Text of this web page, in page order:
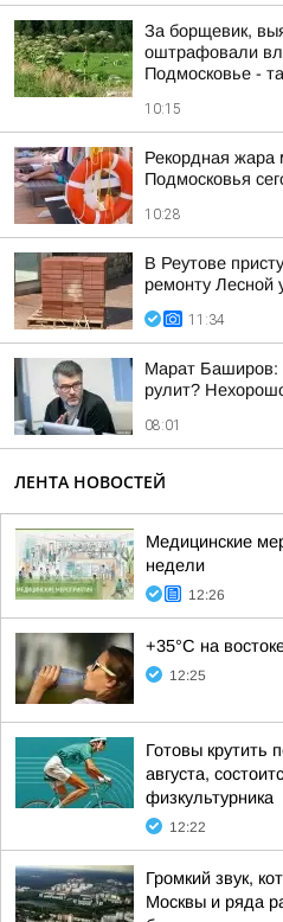
За борщевик,
оштрафовали
Подмосковье -
10:15
Рекордная жара
Подмосковья
10:28
В Реутове
ремонту Лесной
11:34
Марат Баширов:
рулит?
08:01
ЛЕНТА НОВОСТЕЙ
Медицинские
недели
12:26
+35°С на
12:25
Готовы крутить
августа,
физкультурника
12:22
Громкий звук,
Москвы и ряда